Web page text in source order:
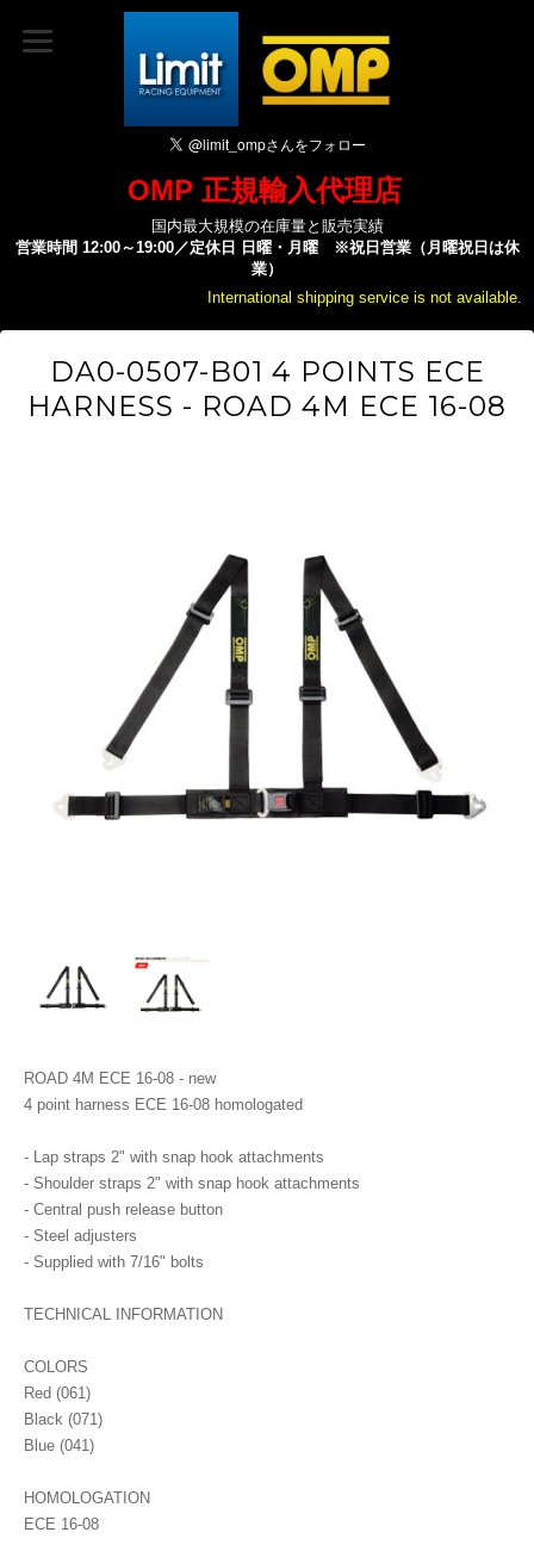
OMP 正規輸入代理店
国内最大規模の在庫量と販売実績
営業時間 12:00～19:00／定休日 日曜・月曜 ※祝日営業（月曜祝日は休
業）
International shipping service is not available.
DA0-0507-B01 4 POINTS ECE
HARNESS - ROAD 4M ECE 16-08
ROAD 4M ECE 16-08 - new
4 point harness ECE 16-08 homologated
- Lap straps 2" with snap hook attachments
- Shoulder straps 2" with snap hook attachments
- Central push release button
- Steel adjusters
- Supplied with 7/16" bolts
TECHNICAL INFORMATION
COLORS
Red (061)
Black (071)
Blue (041)
HOMOLOGATION
ECE 16-08